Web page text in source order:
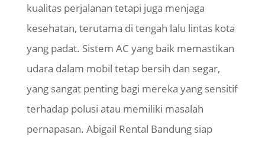
kualitas perjalanan tetapi juga menjaga
kesehatan, terutama di tengah lalu lintas kota
yang padat. Sistem AC yang baik memastikan
udara dalam mobil tetap bersih dan segar,
yang sangat penting bagi mereka yang sensitif
terhadap polusi atau memiliki masalah
pernapasan. Abigail Rental Bandung siap